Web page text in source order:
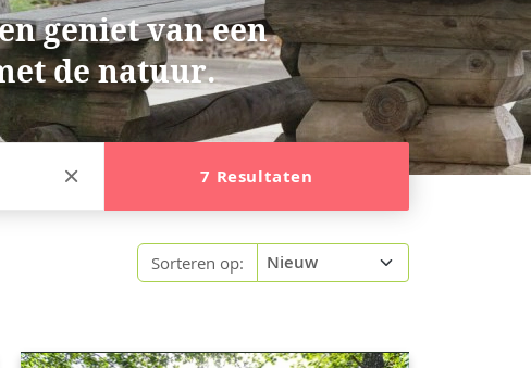
geniet van een
de natuur.
7 Resultaten
Sorteren op: